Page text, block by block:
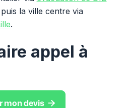
puis la ville centre via
.
appel à
mon devis 